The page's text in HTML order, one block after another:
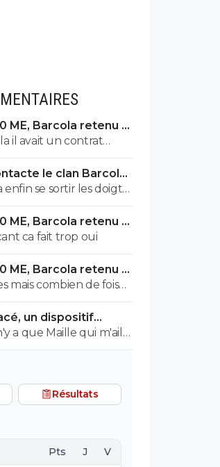
ME, Barcola retenu à
il avait un contrat
pour cette raison qu'il a
c'est pas comparable
le clan Barcola,
se sortir les doigts,
le dossier. Y a que ça
prix un peu de
ME, Barcola retenu à
ca fait trop oui
ME, Barcola retenu à
mais combien de fois
du fait d un blessé ou
avant une
? J ai pas le
je me trompe, mais
cette impression qu il n
choix auquel pense le
sûr que le coach le
c est ça qui
un dispositif
a que Maille qui m'aille
Résultats
Pts J V